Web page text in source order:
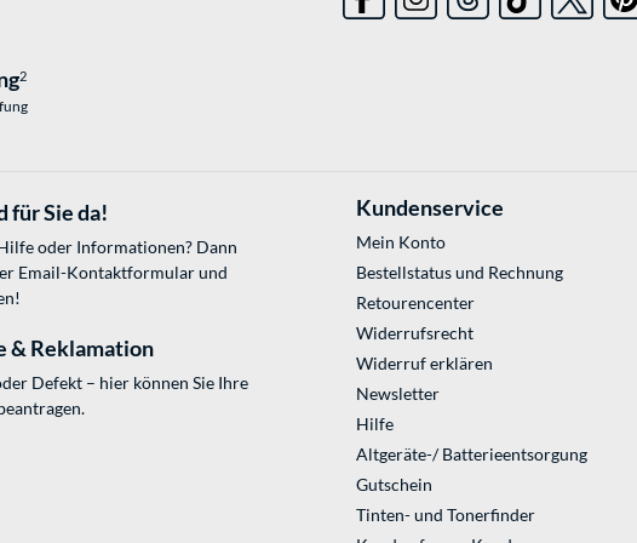
2
für Sie da!
oder Informationen? Dann
Email-Kontaktformularund
& Reklamation
Defekt – hier können Sie Ihre
Kundenservice
Mein Konto
Bestellstatus und Rechnung
Retourencenter
Widerrufsrecht
Widerruf erklären
Newsletter
Hilfe
Altgeräte-/ Batterieentsorgung
Gutschein
Tinten- und Tonerfinder